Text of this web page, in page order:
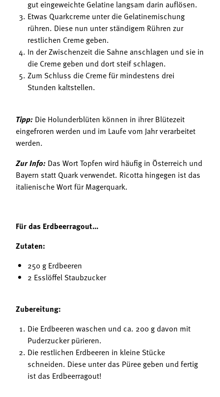
gut eingeweichte Gelatine langsam darin auflösen.
Etwas Quarkcreme unter die Gelatinemischung
rühren. Diese nun unter ständigem Rühren zur
restlichen Creme geben.
In der Zwischenzeit die Sahne anschlagen und sie in
die Creme geben und dort steif schlagen.
Zum Schluss die Creme für mindestens drei
Stunden kaltstellen.
Tipp: Die Holunderblüten können in ihrer Blütezeit
eingefroren werden und im Laufe vom Jahr verarbeitet
werden.
Zur Info: Das Wort Topfen wird häufig in Österreich und
Bayern statt Quark verwendet. Ricotta hingegen ist das
italienische Wort für Magerquark.
Für das Erdbeerragout…
Zutaten:
250 g Erdbeeren
2 Esslöffel Staubzucker
Zubereitung:
Die Erdbeeren waschen und ca. 200 g davon mit
Puderzucker pürieren.
Die restlichen Erdbeeren in kleine Stücke
schneiden. Diese unter das Püree geben und fertig
ist das Erdbeerragout!